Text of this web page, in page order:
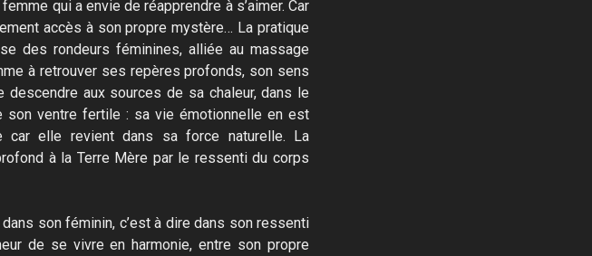
qui a envie de réapprendre à s’aimer. Car
accès à son propre mystère… La pratique
des rondeurs féminines, alliée au massage
à retrouver ses repères profonds, son sens
aux sources de sa chaleur, dans le
son ventre fertile : sa vie émotionnelle en est
car elle revient dans sa force naturelle. La
à la Terre Mère par le ressenti du corps
dans son féminin, c’est à dire dans son ressenti
de se vivre en harmonie, entre son propre